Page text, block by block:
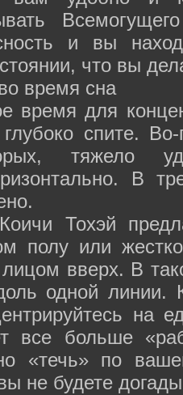
и вы
что вы
время сна
время для
спите.
тяжело
В
Тохэй
полу или
вверх. В
одной
на
все больше
«течь» по
не будете